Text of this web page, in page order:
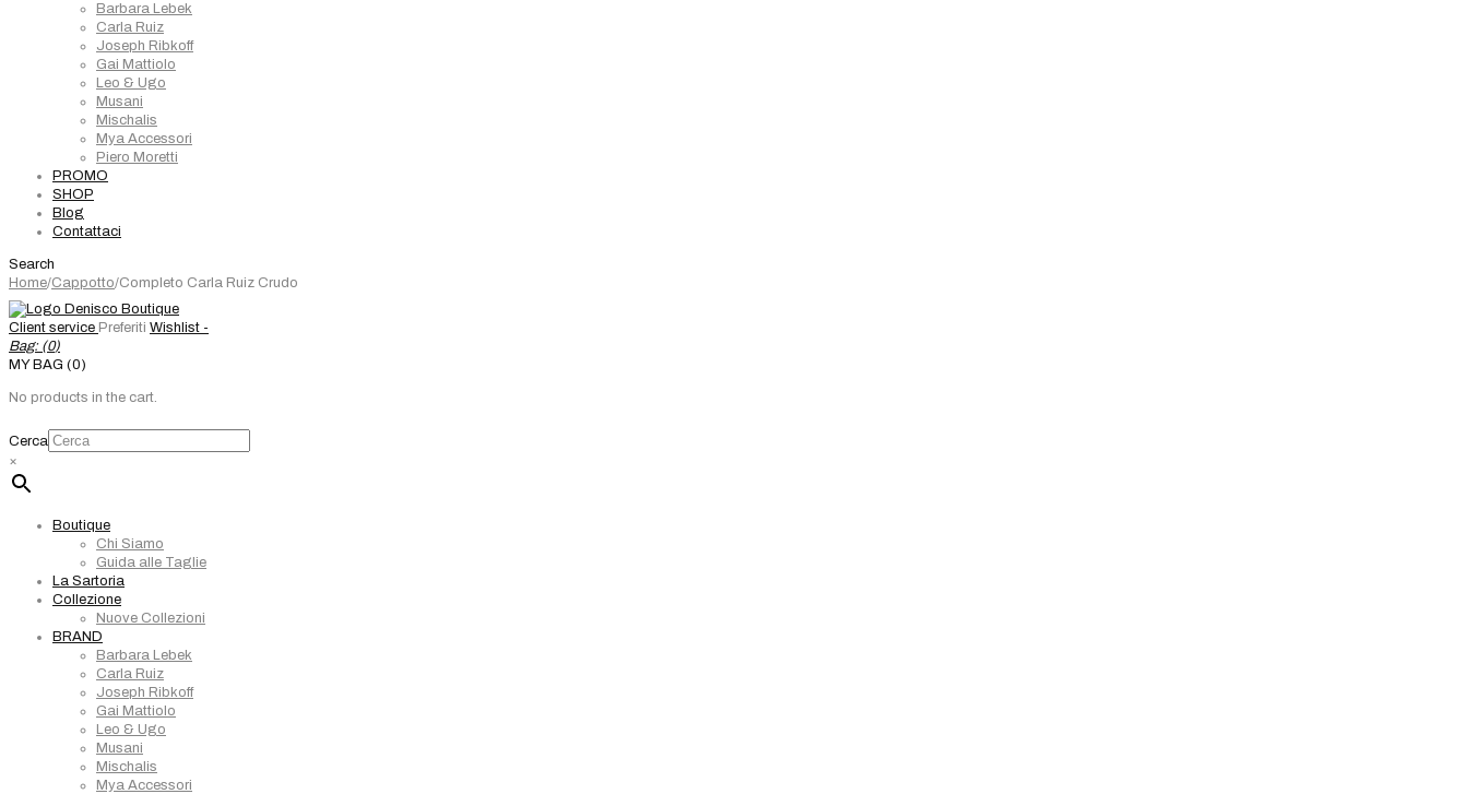
Barbara Lebek
Carla Ruiz
Joseph Ribkoff
Gai Mattiolo
Leo & Ugo
Musani
Mischalis
Mya Accessori
Piero Moretti
PROMO
SHOP
Blog
Contattaci
Search
Home/Cappotto/Completo Carla Ruiz Crudo
Client service Preferiti Wishlist -
Bag: (0)
MY BAG (0)
No products in the cart.
Cerca
×
Boutique
Chi Siamo
Guida alle Taglie
La Sartoria
Collezione
Nuove Collezioni
BRAND
Barbara Lebek
Carla Ruiz
Joseph Ribkoff
Gai Mattiolo
Leo & Ugo
Musani
Mischalis
Mya Accessori